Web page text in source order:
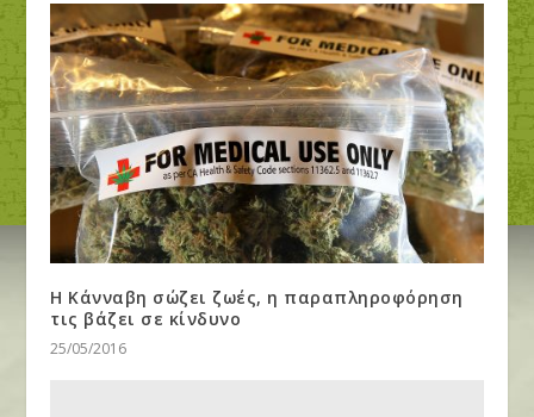
Η Κάνναβη σώζει ζωές, η παραπληροφόρηση
τις βάζει σε κίνδυνο
25/05/2016